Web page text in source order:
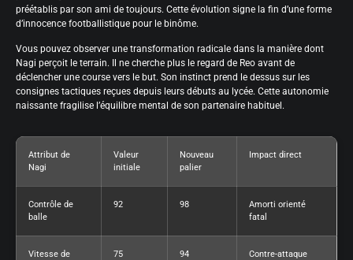
préétablis par son ami de toujours. Cette évolution signe la fin d’une forme
d’innocence footballistique pour le binôme.
Vous pouvez observer une transformation radicale dans la manière dont
Nagi perçoit le terrain. Il ne cherche plus le regard de Reo avant de
déclencher une course vers le but. Son instinct prend le dessus sur les
consignes tactiques reçues depuis leurs débuts au lycée. Cette autonomie
naissante fragilise l’équilibre mental de son partenaire habituel.
Attribut de
Nagi
Valeur
initiale
Nouveau
palier
Impact direct
Contrôle de
balle
92 98
Amorti orienté
fatal
Vitesse de
75 94
Contre-attaque